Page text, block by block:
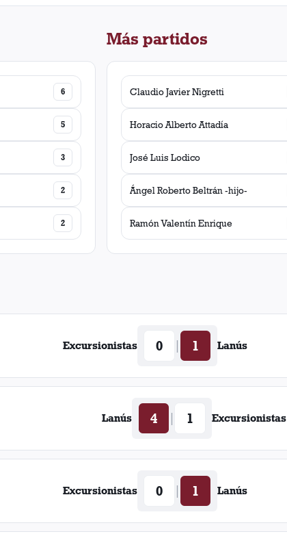
6
5
3
2
2
Más partidos
Claudio Javier Nigretti
Horacio Alberto Attadía
José Luis Lodico
Ángel Roberto Beltrán -hijo-
Ramón Valentín Enrique
Excursionistas 0 1 Lanús
Lanús 4 1 Excursionistas
Excursionistas 0 1 Lanús